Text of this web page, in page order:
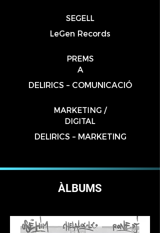
SEGELL
LeGen Records
PREMS
A
DELIRICS – COMUNICACIÓ
MARKETING /
DIGITAL
DELIRICS – MARKETING
ÀLBUMS